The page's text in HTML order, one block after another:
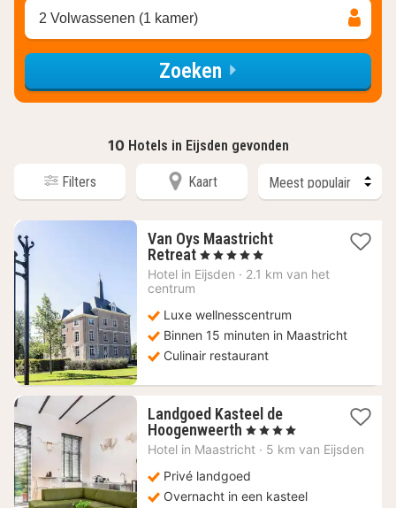
2 Volwassenen (1 kamer)
Zoeken
10 Hotels in Eijsden gevonden
Filters Kaart
Van Oys Maastricht
Retreat 1
nacht
vanaf
€
, 5 Sterren
Hotel in Eijsden · 2.1 km van het
centrum
Luxe wellnesscentrum
Binnen 15 minuten in Maastricht
Culinair restaurant
Landgoed Kasteel de
Hoogenweerth 1
nacht
137,98
€
, 4 Sterren
Hotel in Maastricht · 5 km van Eijsden
Privé landgoed
Overnacht in een kasteel